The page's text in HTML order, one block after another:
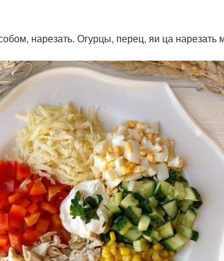
нарезать. Огурцы, перец, яи ца нарезать